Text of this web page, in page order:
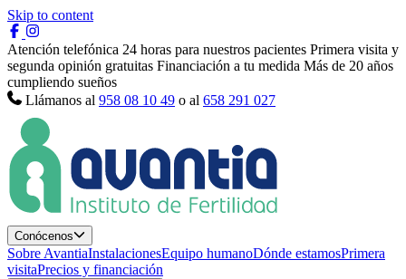
Skip to content
Atención telefónica 24 horas para nuestros pacientes Primera visita y
segunda opinión gratuitas Financiación a tu medida Más de 20 años
cumpliendo sueños
Llámanos al 958 08 10 49 o al 658 291 027
Conócenos
Sobre AvantiaInstalacionesEquipo humanoDónde estamosPrimera
visitaPrecios y financiación